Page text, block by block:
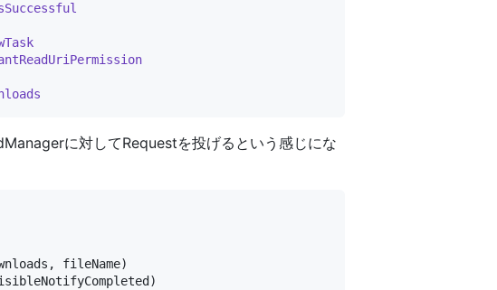
に対してRequestを投げるという感じにな
fileName)